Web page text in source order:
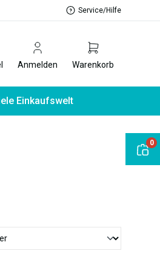
Service/Hilfe
Anmelden Warenkorb
Einkaufswelt
0